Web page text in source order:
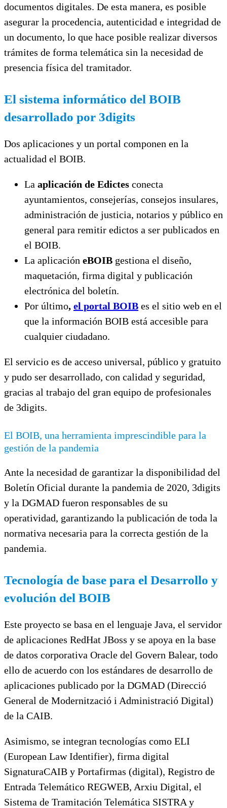
documentos digitales. De esta manera, es posible
asegurar la procedencia, autenticidad e integridad de
un documento, lo que hace posible realizar diversos
trámites de forma telemática sin la necesidad de
presencia física del tramitador.
El sistema informático del BOIB
desarrollado por 3digits
Dos aplicaciones y un portal componen en la
actualidad el BOIB.
La aplicación de Edictes conecta
ayuntamientos, consejerías, consejos insulares,
administración de justicia, notarios y público en
general para remitir edictos a ser publicados en
el BOIB.
La aplicación eBOIB gestiona el diseño,
maquetación, firma digital y publicación
electrónica del boletín.
Por último, el portal BOIB es el sitio web en el
que la información BOIB está accesible para
cualquier ciudadano.
El servicio es de acceso universal, público y gratuito
y pudo ser desarrollado, con calidad y seguridad,
gracias al trabajo del gran equipo de profesionales
de 3digits.
El BOIB, una herramienta imprescindible para la
gestión de la pandemia
Ante la necesidad de garantizar la disponibilidad del
Boletín Oficial durante la pandemia de 2020, 3digits
y la DGMAD fueron responsables de su
operatividad, garantizando la publicación de toda la
normativa necesaria para la correcta gestión de la
pandemia.
Tecnología de base para el Desarrollo y
evolución del BOIB
Este proyecto se basa en el lenguaje Java, el servidor
de aplicaciones RedHat JBoss y se apoya en la base
de datos corporativa Oracle del Govern Balear, todo
ello de acuerdo con los estándares de desarrollo de
aplicaciones publicado por la DGMAD (Direcció
General de Modernització i Administració Digital)
de la CAIB.
Asimismo, se integran tecnologías como ELI
(European Law Identifier), firma digital
SignaturaCAIB y Portafirmas (digital), Registro de
Entrada Telemático REGWEB, Arxiu Digital, el
Sistema de Tramitación Telemática SISTRA y